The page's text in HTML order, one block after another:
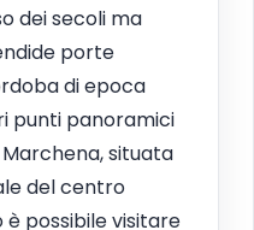
dei secoli ma
porte
di epoca
punti panoramici
situata
del centro
possibile visitare